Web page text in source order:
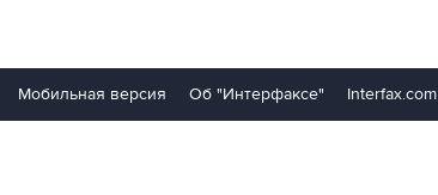
Мобильная версия Об "Интерфаксе" Interfax.com